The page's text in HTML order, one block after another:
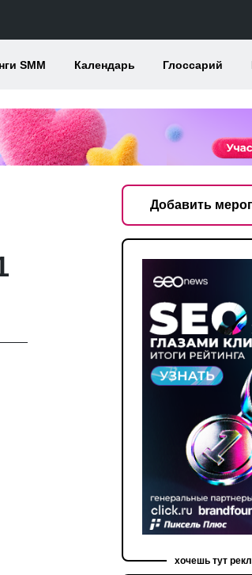
SMM Календарь Глоссарий
Добавить
хочешь тут